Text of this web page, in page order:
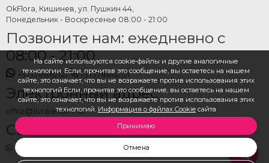
На сайте используются cookie-файлы и другие аналогичные
технологии. Если, прочитав это сообщение, вы остаетесь на нашем
сайте, это означает, что вы не возражаете против использования этих
технологий.Если, прочитав это сообщение, вы остаетесь на нашем
сайте, это означает, что вы не возражаете против использования этих
технологий. Информация о файлах Cookie сайта
Принимаю
Отмена
OkFlora, Кишинев, ул. Пушкин 44,
Понедельник - Воскресенье 08:00 - 21:00
Позвоните нам: ежедневно с
08:00 - 21:00
+37378862121 +37378862121
Электронный адрес
office@livrareflori.md
Свяжитесь с нами:
whatsapp